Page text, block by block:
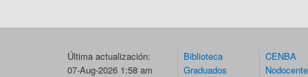
Última actualización:
07-Aug-2026 1:58 am
Biblioteca
Graduados
CENBA